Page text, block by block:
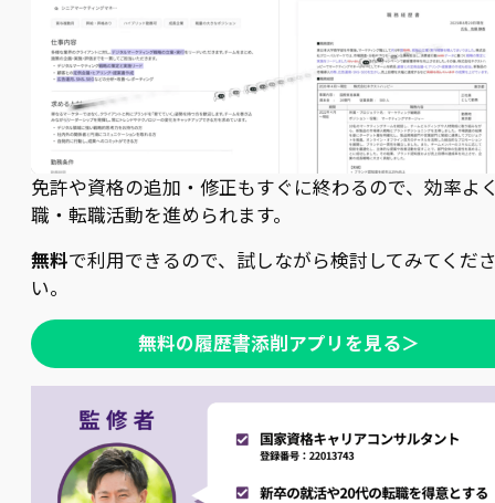
免許や資格の追加・修正もすぐに終わるので、効率よ
職・転職活動を進められます。
無料で利用できるので、試しながら検討してみてくだ
い。
無料の履歴書添削アプリを見る＞